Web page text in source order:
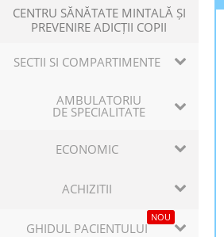
CENTRU SĂNĂTATE MINTALĂ ȘI
PREVENIRE ADICȚII COPII
SECTII SI COMPARTIMENTE
AMBULATORIU
DE SPECIALITATE
ECONOMIC
ACHIZITII
GHIDUL PACIENTULUI
NOU